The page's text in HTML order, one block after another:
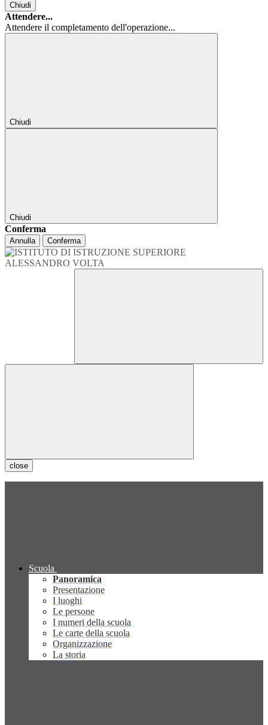
Chiudi
Attendere...
Attendere il completamento dell'operazione...
Chiudi
Chiudi
Conferma
Annulla Conferma
close
Scuola
Panoramica
Presentazione
I luoghi
Le persone
I numeri della scuola
Le carte della scuola
Organizzazione
La storia